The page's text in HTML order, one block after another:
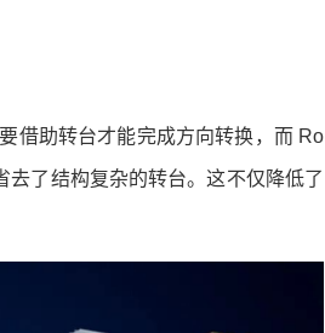
助转台才能完成方向转换，而 Ro
去了结构复杂的转台。这不仅降低了